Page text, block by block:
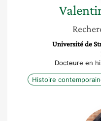
Université de
Docteure en
Histoire